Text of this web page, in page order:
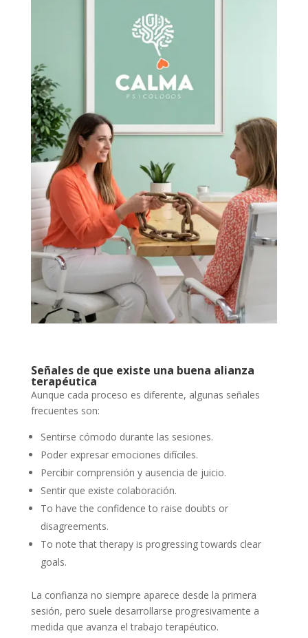
Señales de que existe una buena alianza
terapéutica
Aunque cada proceso es diferente, algunas señales
frecuentes son:
Sentirse cómodo durante las sesiones.
Poder expresar emociones difíciles.
Percibir comprensión y ausencia de juicio.
Sentir que existe colaboración.
To have the confidence to raise doubts or
disagreements.
To note that therapy is progressing towards clear
goals.
La confianza no siempre aparece desde la primera
sesión, pero suele desarrollarse progresivamente a
medida que avanza el trabajo terapéutico.